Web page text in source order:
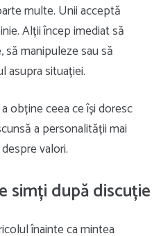
multe. Unii acceptă
Alții încep imediat să
să manipuleze sau să
asupra situației.
obține ceea ce își doresc
a personalității mai
valori.
simți după discuție
înainte ca mintea